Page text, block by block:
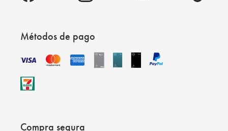
Métodos de pago
Compra segura